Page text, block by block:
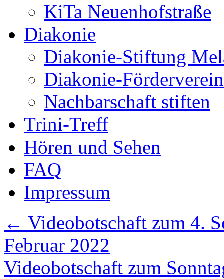
KiTa Neuenhofstraße
Diakonie
Diakonie-Stiftung
Diakonie-
Nachbarschaft stiften
Trini-Treff
Hören und Sehen
FAQ
Impressum
← Videobotschaft zum 4.
Februar 2022
Videobotschaft zum